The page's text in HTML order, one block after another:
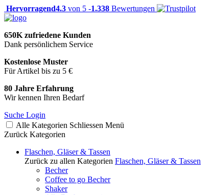
Hervorragend4.3 von 5 -1.338 Bewertungen
650K zufriedene Kunden
Dank persönlichem Service
Kostenlose Muster
Für Artikel bis zu 5 €
80 Jahre Erfahrung
Wir kennen Ihren Bedarf
Suche Login
Alle Kategorien Schliessen Menü
Zurück Kategorien
Flaschen, Gläser & Tassen
Zurück zu allen Kategorien Flaschen, Gläser & Tassen
Becher
Coffee to go Becher
Shaker